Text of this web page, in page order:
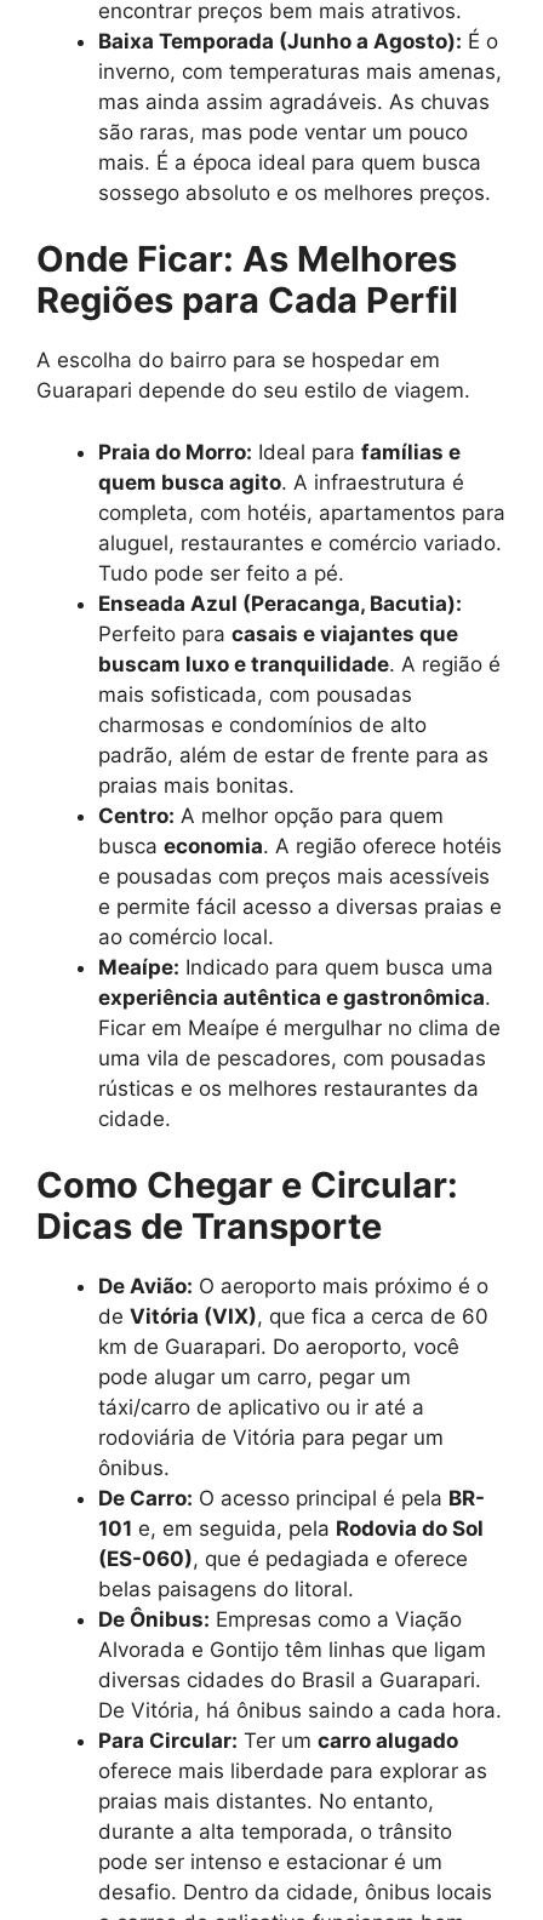
encontrar preços bem mais atrativos.
Baixa Temporada (Junho a Agosto): É o
inverno, com temperaturas mais amenas,
mas ainda assim agradáveis. As chuvas
são raras, mas pode ventar um pouco
mais. É a época ideal para quem busca
sossego absoluto e os melhores preços.
Onde Ficar: As Melhores
Regiões para Cada Perfil
A escolha do bairro para se hospedar em
Guarapari depende do seu estilo de viagem.
Praia do Morro: Ideal para famílias e
quem busca agito. A infraestrutura é
completa, com hotéis, apartamentos para
aluguel, restaurantes e comércio variado.
Tudo pode ser feito a pé.
Enseada Azul (Peracanga, Bacutia):
Perfeito para casais e viajantes que
buscam luxo e tranquilidade. A região é
mais sofisticada, com pousadas
charmosas e condomínios de alto
padrão, além de estar de frente para as
praias mais bonitas.
Centro: A melhor opção para quem
busca economia. A região oferece hotéis
e pousadas com preços mais acessíveis
e permite fácil acesso a diversas praias e
ao comércio local.
Meaípe: Indicado para quem busca uma
experiência autêntica e gastronômica.
Ficar em Meaípe é mergulhar no clima de
uma vila de pescadores, com pousadas
rústicas e os melhores restaurantes da
cidade.
Como Chegar e Circular:
Dicas de Transporte
De Avião: O aeroporto mais próximo é o
de Vitória (VIX), que fica a cerca de 60
km de Guarapari. Do aeroporto, você
pode alugar um carro, pegar um
táxi/carro de aplicativo ou ir até a
rodoviária de Vitória para pegar um
ônibus.
De Carro: O acesso principal é pela BR-
101 e, em seguida, pela Rodovia do Sol
(ES-060), que é pedagiada e oferece
belas paisagens do litoral.
De Ônibus: Empresas como a Viação
Alvorada e Gontijo têm linhas que ligam
diversas cidades do Brasil a Guarapari.
De Vitória, há ônibus saindo a cada hora.
Para Circular: Ter um carro alugado
oferece mais liberdade para explorar as
praias mais distantes. No entanto,
durante a alta temporada, o trânsito
pode ser intenso e estacionar é um
desafio. Dentro da cidade, ônibus locais